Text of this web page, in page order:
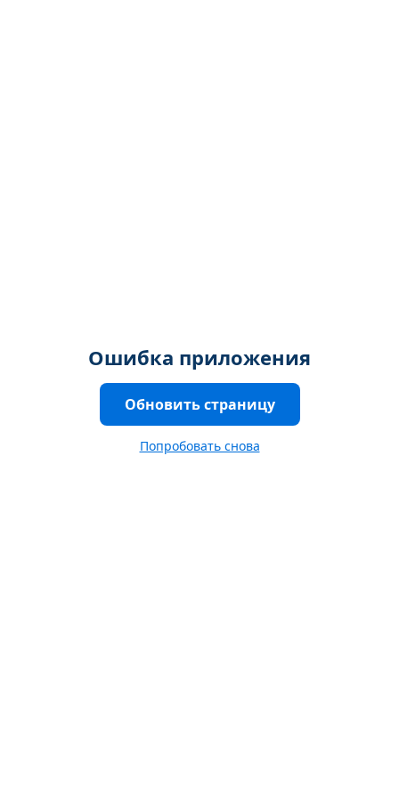
Ошибка приложения
Обновить страницу
Попробовать снова